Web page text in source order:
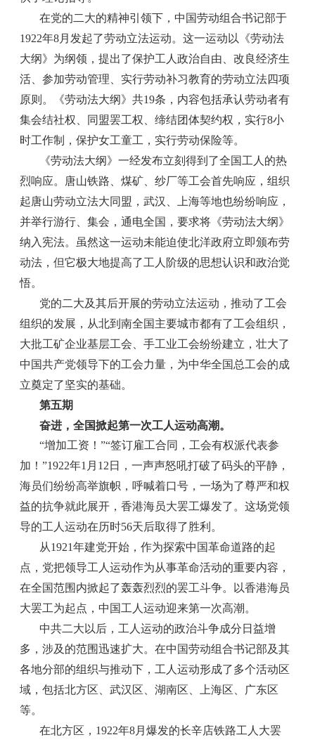
在党的二大的精神引领下，中国劳动组合书记部于
1922年8月发起了劳动立法运动。这一运动以《劳动法
大纲》为纲领，提出了保护工人政治自由、改良经济生
活、参加劳动管理、实行劳动补习教育的劳动立法四项
原则。《劳动法大纲》共19条，内容包括承认劳动者有
集会结社权、同盟罢工权、缔结团体契约权，实行8小
时工作制，保护女工童工，实行劳动保险等。
《劳动法大纲》一经发布立刻得到了全国工人的热
烈响应。唐山铁路、煤矿、纱厂等工会首先响应，组织
起唐山劳动立法大同盟，武汉、上海等地也纷纷响应，
并举行游行、集会，通电全国，要求将《劳动法大纲》
纳入宪法。虽然这一运动未能迫使北洋政府立即颁布劳
动法，但它极大地提高了工人阶级的思想认识和政治觉
悟。
党的二大及其后开展的劳动立法运动，推动了工会
组织的发展，从北到南全国主要城市都有了工会组织，
大批工矿企业基层工会、手工业工会纷纷建立，壮大了
中国共产党领导下的工会力量，为中华全国总工会的成
立奠定了坚实的基础。
第五期
奋进，全国掀起第一次工人运动高潮。
“增加工资！”“签订雇工合同，工会有权派代表参
加！”1922年1月12日，一声声怒吼打破了码头的平静，
海员们纷纷高举旗帜，呼喊着口号，一场为了尊严和权
益的抗争就此展开，香港海员大罢工爆发了。这场党领
导的工人运动在历时56天后取得了胜利。
从1921年建党开始，作为探索中国革命道路的起
点，党把领导工人运动作为从事革命活动的重要内容，
在全国范围内掀起了轰轰烈烈的罢工斗争。以香港海员
大罢工为起点，中国工人运动迎来第一次高潮。
中共二大以后，工人运动的政治斗争成分日益增
多，涉及的范围迅速扩大。在中国劳动组合书记部及其
各地分部的组织与推动下，工人运动形成了多个活动区
域，包括北方区、武汉区、湖南区、上海区、广东区
等。
在北方区，1922年8月爆发的长辛店铁路工人大罢